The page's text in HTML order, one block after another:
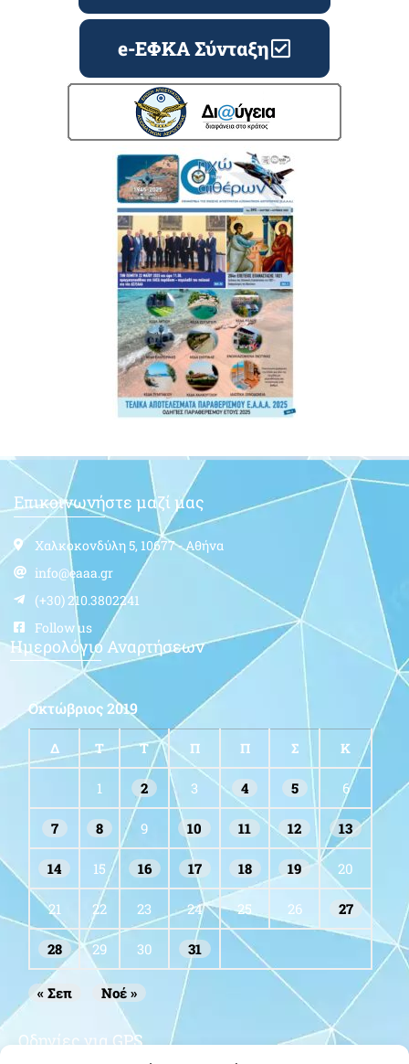
e-ΕΦΚΑ Σύνταξη
Επικοινωνήστε μαζί μας
Χαλκοκονδύλη 5, 10677 - Αθήνα
info@eaaa.gr
(+30) 210.3802241
Follow us
Ημερολόγιο Αναρτήσεων
Οκτώβριος 2019
Δ Τ Τ Π Π Σ Κ
1 2 3 4 5 6
7 8 9 10 11 12 13
14 15 16 17 18 19 20
21 22 23 24 25 26 27
28 29 30 31
« Σεπ Νοέ »
Οδηγίες για GPS